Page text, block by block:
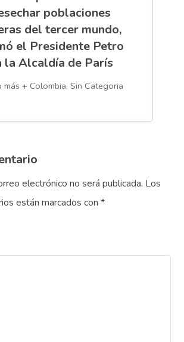
poblaciones
del tercer mundo,
el Presidente Petro
la Alcaldía de París
más + Colombia, Sin Categoria
electrónico no será publicada. Los
están marcados con*